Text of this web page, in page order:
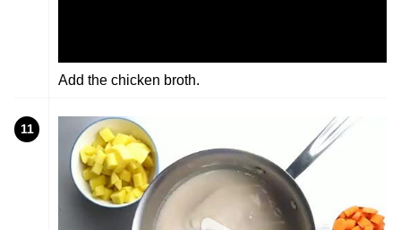
Add the chicken broth.
11